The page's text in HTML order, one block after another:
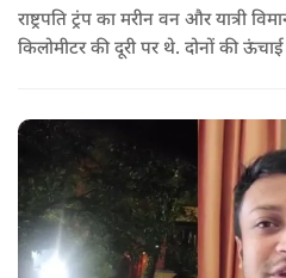
राष्ट्रपति ट्रंप का मरीन वन और यात्री
किलोमीटर की दूरी पर थे. दोनों की